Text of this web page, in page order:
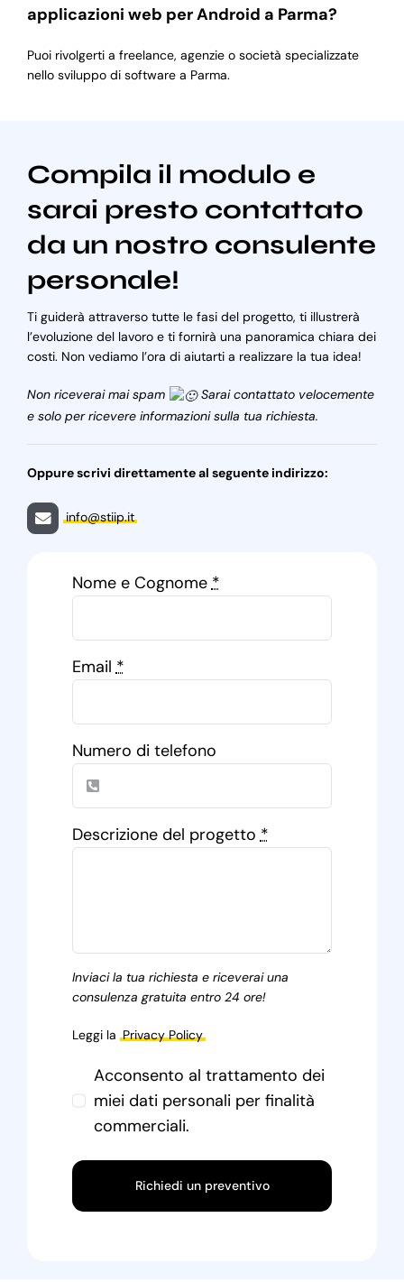
applicazioni web per Android a Parma?
Puoi rivolgerti a freelance, agenzie o società specializzate
nello sviluppo di software a Parma.
Compila il modulo e
sarai presto contattato
da un nostro consulente
personale!
Ti guiderà attraverso tutte le fasi del progetto, ti illustrerà
l’evoluzione del lavoro e ti fornirà una panoramica chiara dei
costi. Non vediamo l’ora di aiutarti a realizzare la tua idea!
Non riceverai mai spam
Sarai contattato velocemente
e solo per ricevere informazioni sulla tua richiesta.
Oppure scrivi direttamente al seguente indirizzo:
info@stiip.it
Nome e Cognome*
Email*
Numero di telefono
Descrizione del progetto*
Inviaci la tua richiesta e riceverai una
consulenza gratuita entro 24 ore!
Leggi la Privacy Policy
Acconsento al trattamento dei
miei dati personali per finalità
commerciali.
Richiedi un preventivo